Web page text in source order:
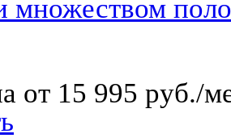
множеством
от 15 995 руб./